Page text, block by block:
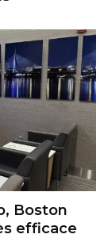
Boston
efficace